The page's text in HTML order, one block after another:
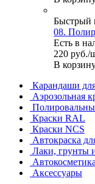
Быстрый
08.
Есть в
220 руб./
В
Карандаши
Аэрозольная
Краски RAL
Краски NCS
Автокраска
Лаки, грунты
Аксессуары